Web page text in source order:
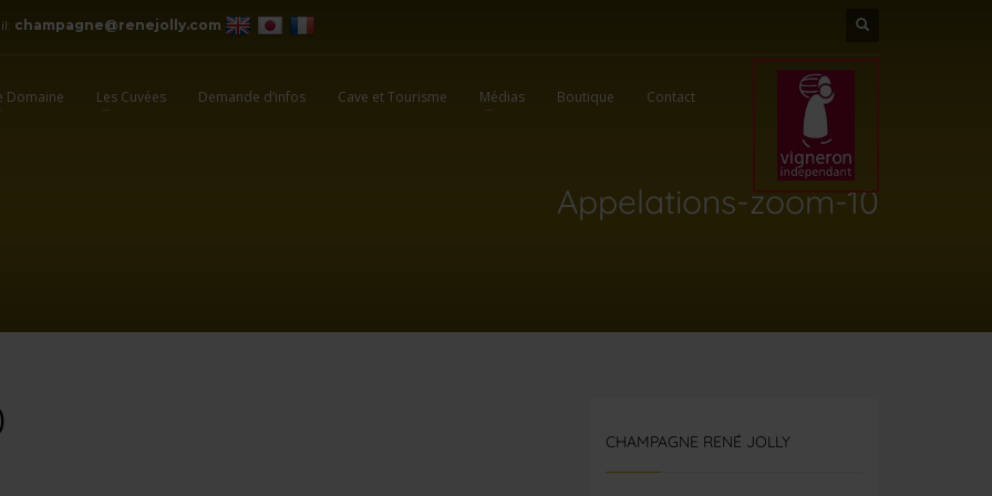
champagne@renejolly.com
Domaine Les Cuvées Demande d’infos Cave et Tourisme Médias Boutique Contact
Appelations-zoom-10
CHAMPAGNE RENÉ JOLLY